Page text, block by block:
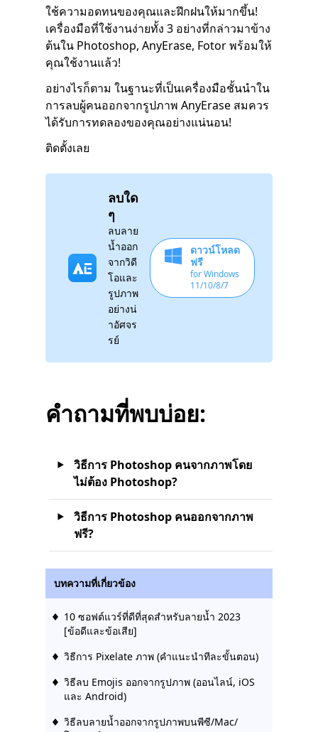
ใช้ความอดทนของคุณและฝึกฝนให้มากขึ้น!
เครื่องมือที่ใช้งานง่ายทั้ง 3 อย่างที่กล่าวมาข้าง
ต้นใน Photoshop, AnyErase, Fotor พร้อมให้
คุณใช้งานแล้ว!
อย่างไรก็ตาม ในฐานะที่เป็นเครื่องมือชั้นนำใน
การลบผู้คนออกจากรูปภาพ AnyErase สมควร
ได้รับการทดลองของคุณอย่างแน่นอน!
ติดตั้งเลย
ลบใด
ๆ
ลบลาย
น้ำออก
จากวิดี
โอและ
รูปภาพ
อย่างน่
าอัศจร
รย์
ดาวน์โหลด
ฟรี
for Windows
11/10/8/7
คำถามที่พบบ่อย:
วิธีการ Photoshop คนจากภาพโดย
ไม่ต้อง Photoshop?
วิธีการ Photoshop คนออกจากภาพ
ฟรี?
บทความที่เกี่ยวข้อง
10 ซอฟต์แวร์ที่ดีที่สุดสำหรับลายน้ำ 2023
[ข้อดีและข้อเสีย]
วิธีการ Pixelate ภาพ (คำแนะนำทีละขั้นตอน)
วิธีลบ Emojis ออกจากรูปภาพ (ออนไลน์, iOS
และ Android)
วิธีลบลายน้ำออกจากรูปภาพบนพีซี/Mac/